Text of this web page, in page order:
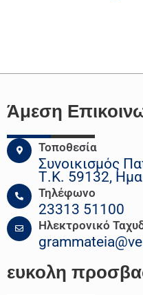
Άμεση
Τοποθεσία
Συνοικισμός
Τ.Κ. 59132,
Τηλέφωνο
23313 51100
Ηλεκτρονικό
ευκολη